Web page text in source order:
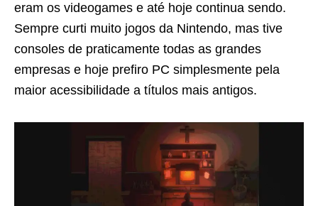
eram os videogames e até hoje continua sendo.
Sempre curti muito jogos da Nintendo, mas tive
consoles de praticamente todas as grandes
empresas e hoje prefiro PC simplesmente pela
maior acessibilidade a títulos mais antigos.